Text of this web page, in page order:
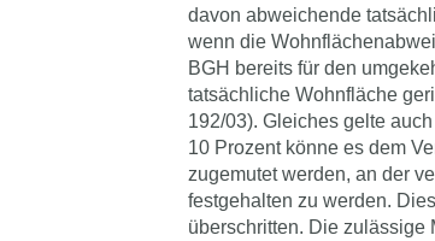
davon abweichende
wenn die
BGH bereits für den
tatsächliche Wohnfläche
192/03). Gleiches gelte
10 Prozent könne es dem
zugemutet werden, an der
festgehalten zu werden.
überschritten. Die zulässige